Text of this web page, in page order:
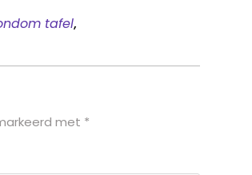
tafel,
met *